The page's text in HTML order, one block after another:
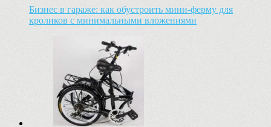
Бизнес в гараже: как обустроить мини-ферму для
кроликов с минимальными вложениями